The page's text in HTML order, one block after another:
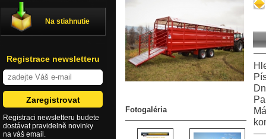
Fotogaléria
Na stiahnutie
Registrace newsletteru
Registraci newsletteru budete
dostávat pravidelně novinky
na váš email.